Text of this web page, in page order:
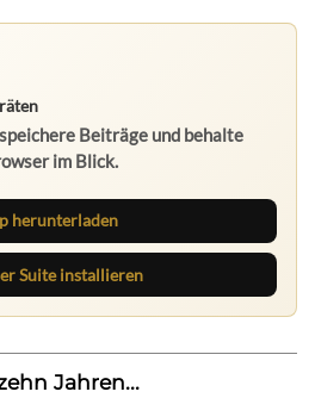
Beiträge und behalte
im Blick.
herunterladen
Suite installieren
Jahren...